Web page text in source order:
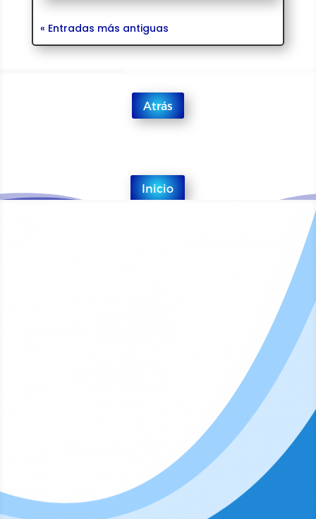
« Entradas más antiguas
Atrás
Inicio